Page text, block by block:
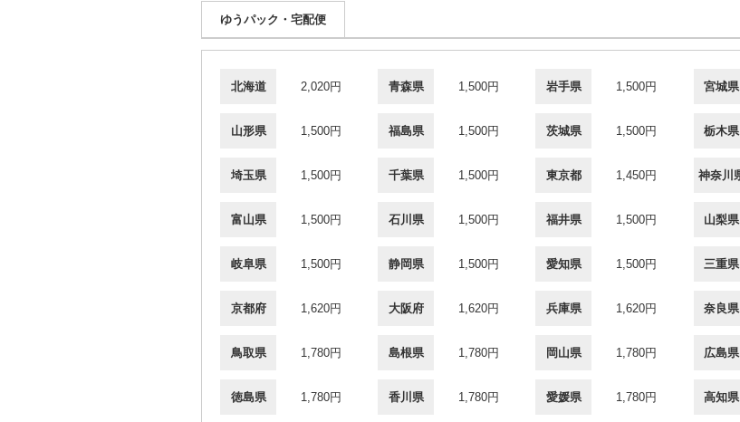
ゆうパック・宅配便
北海道 2,020円 青森県 1,500円 岩手県 1,500円 宮城県
山形県 1,500円 福島県 1,500円 茨城県 1,500円 栃木県
埼玉県 1,500円 千葉県 1,500円 東京都 1,450円 神奈川
富山県 1,500円 石川県 1,500円 福井県 1,500円 山梨県
岐阜県 1,500円 静岡県 1,500円 愛知県 1,500円 三重県
京都府 1,620円 大阪府 1,620円 兵庫県 1,620円 奈良県
鳥取県 1,780円 島根県 1,780円 岡山県 1,780円 広島県
徳島県 1,780円 香川県 1,780円 愛媛県 1,780円 高知県